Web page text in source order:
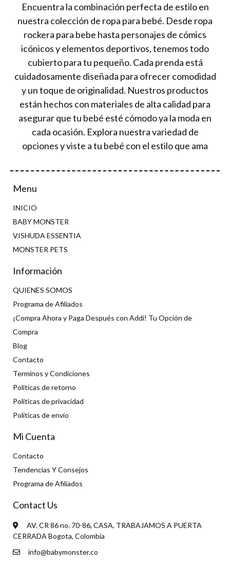
Encuentra la combinación perfecta de estilo en
nuestra colección de ropa para bebé. Desde ropa
rockera para bebe hasta personajes de cómics
icónicos y elementos deportivos, tenemos todo
cubierto para tu pequeño. Cada prenda está
cuidadosamente diseñada para ofrecer comodidad
y un toque de originalidad. Nuestros productos
están hechos con materiales de alta calidad para
asegurar que tu bebé esté cómodo ya la moda en
cada ocasión. Explora nuestra variedad de
opciones y viste a tu bebé con el estilo que ama
Menu
INICIO
BABY MONSTER
VISHUDA ESSENTIA
MONSTER PETS
Información
QUIENES SOMOS
Programa de Afiliados
¡Compra Ahora y Paga Después con Addi! Tu Opción de
Compra
Blog
Contacto
Terminos y Condiciones
Politicas de retorno
Politicas de privacidad
Políticas de envío
Mi Cuenta
Contacto
Tendencias Y Consejos
Programa de Afiliados
Contact Us
AV. CR 86 no. 70-86, CASA, TRABAJAMOS A PUERTA
CERRADA Bogota, Colombia
info@babymonster.co